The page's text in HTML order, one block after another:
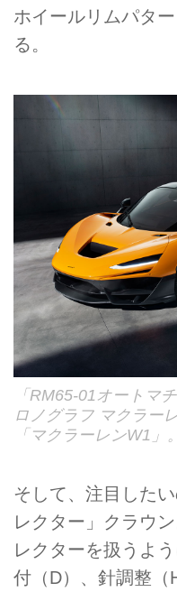
ホイールリムパタ
る。
「RM65-01オートマ
ロノグラフ マクラー
「マクラーレンW1」。
そして、注目した
レクター」クラウ
レクターを扱うよ
付（D）、針調整（